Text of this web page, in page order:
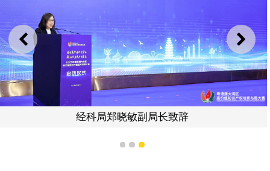
上一则 下一
经科局郑晓敏副局长致辞
1 2 3